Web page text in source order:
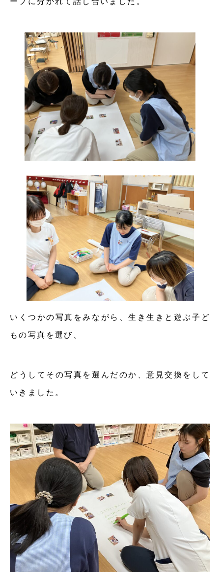
いくつかの写真をみながら、生き生きと遊ぶ子ど
もの写真を選び、
どうしてその写真を選んだのか、意見交換をして
いきました。